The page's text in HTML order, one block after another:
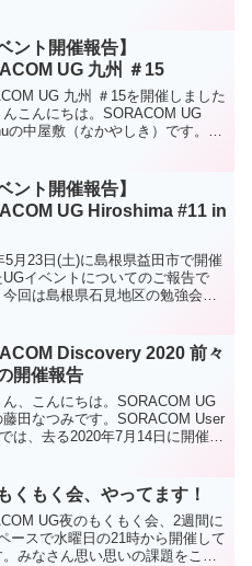
いうことで、書籍につい...
ント開催報告】
UG 九州 ＃15
UG 九州 ＃15を開催しました
こんにちは。SORACOM UG
の中屋敷（なかやしき）です。
UG 九州 ＃15」を...
ント開催報告】
UG Hiroshima #11 in
5月23日(土)に島根県益田市で開催
UGイベントについてのご報告で
回は島根県石見地区の勉強会、
Discovery 2020 前々
開催報告
、こんにちは。SORACOM UG
藤田なつみです。SORACOM User
は、去る2020年7月14日に開催さ
私は運営...
くもく会、やってます！
UG夜のもくもく会、2週間に
ースで水曜日の21時から開催して
。みなさん思い思いの課題をこな